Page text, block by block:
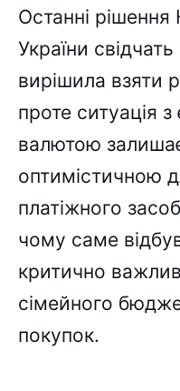
Останні рішення
України
вирішила взяти
проте ситуація
валютою
оптимістичною
платіжного
чому саме
критично
сімейного
покупок.